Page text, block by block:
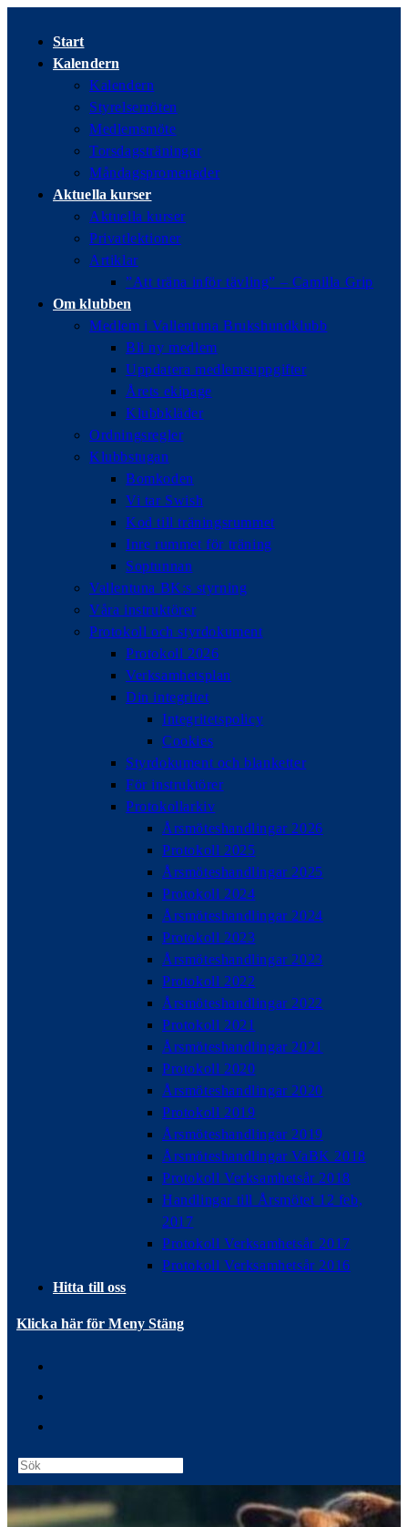
innehållet
Start
Kalendern
Kalendern
Styrelsemöten
Medlemsmöte
Torsdagsträningar
Måndagspromenader
Aktuella kurser
Aktuella kurser
Privatlektioner
Artiklar
”Att träna inför tävling” – Camilla Grip
Om klubben
Medlem i Vallentuna Brukshundklubb
Bli ny medlem
Uppdatera medlemsuppgifter
Årets ekipage
Klubbkläder
Ordningsregler
Klubbstugan
Bomkoden
Vi tar Swish
Kod till träningsrummet
Inre rummet för träning
Soptunnan
Vallentuna BK:s styrning
Våra instruktörer
Protokoll och styrdokument
Protokoll 2026
Verksamhetsplan
Din integritet
Integritetspolicy
Cookies
Styrdokument och blanketter
För instruktörer
Protokollarkiv
Årsmöteshandlingar 2026
Protokoll 2025
Årsmöteshandlingar 2025
Protokoll 2024
Årsmöteshandlingar 2024
Protokoll 2023
Årsmöteshandlingar 2023
Protokoll 2022
Årsmöteshandlingar 2022
Protokoll 2021
Årsmöteshandlingar 2021
Protokoll 2020
Årsmöteshandlingar 2020
Protokoll 2019
Årsmöteshandlingar 2019
Årsmöteshandlingar VaBK 2018
Protokoll Verksamhetsår 2018
Handlingar till Årsmötet 12 feb,
2017
Protokoll Verksamhetsår 2017
Protokoll Verksamhetsår 2016
Hitta till oss
Klicka här för Meny Stäng
Escape